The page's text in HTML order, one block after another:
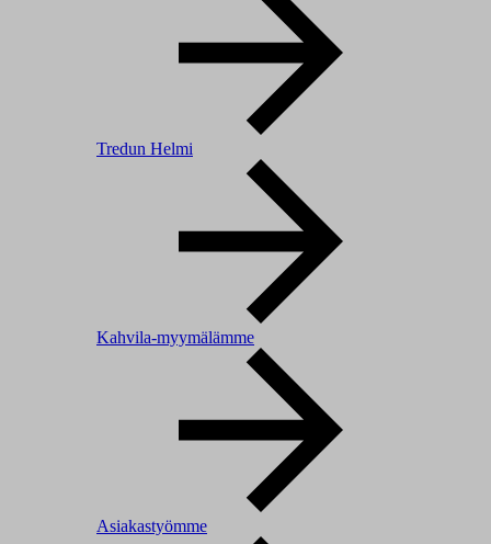
Tredun Helmi
Kahvila-myymälämme
Asiakastyömme